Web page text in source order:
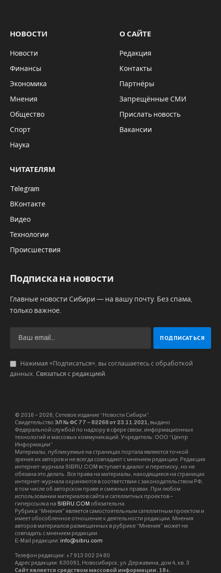
НОВОСТИ
Новости
Финансы
Экономика
Мнения
Общество
Спорт
Наука
О САЙТЕ
Редакция
Контакты
Партнёры
Запрещённые СМИ
Прислать новость
Вакансии
ЧИТАТЕЛЯМ
Telegram
ВКонтакте
Видео
Технологии
Происшествия
Подписка на новости
Главные новости Сибири — на вашу почту. Без спама,
только важное.
Нажимая «Подписаться», вы соглашаетесь с обработкой
данных. Связаться с редакцией
© 2016 – 2026, Сетевое издание “Новости Сибири”.
Свидетельство ЭЛ № ФС 77 – 82268 от 23.11.2021, выдано
Федеральной службой по надзору в сфере связи, информационных
технологий и массовых коммуникаций. Учредитель: ООО “Центр
Информации”
Материалы, публикуемые на страницах портала являются точкой
зрения их авторов и не всегда совпадают с мнением редакции. Редакция
интернет-журнала SIBRU.COM вступает в диалог и переписку, но не
обязана это делать. Все права на материалы, находящиеся на страницах
интернет-журнала охраняются в соответствии с законодательством РФ,
в том числе об авторском праве и смежных правах. При любом
использовании материалов сайта и сателлитных проектов –
гиперссылка на SIBRU.COM обязательна.
Рубрика “Мнения” является самостоятельным сателлитным проектом и
имеет обособленное отношение к деятельности редакции. Мнения
авторов материалов размещенных в рубрике “Мнения” может не
совпадать с мнением редакции.
E-Mail редакции: info@sibru.com
Телефон редакции: +7 913 002 24 80
Адрес редакции: 630091, Новосибирск, ул. Державина, дом 4, кв. 3
Сайт является средством массовой информации. 18+.